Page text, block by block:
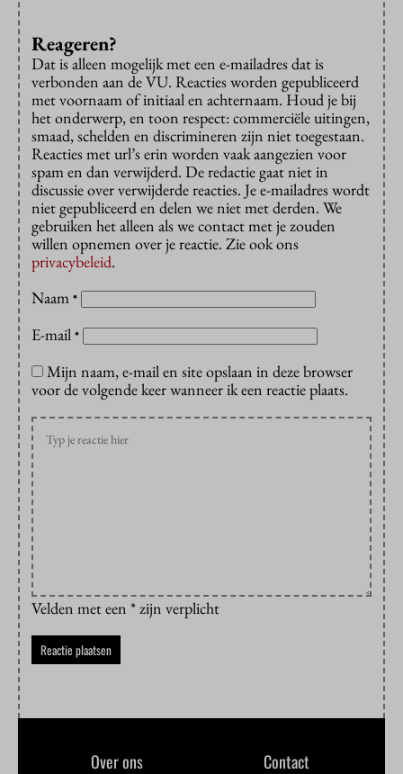
Reageren?
Dat is alleen mogelijk met een e-mailadres dat is
verbonden aan de VU. Reacties worden gepubliceerd
met voornaam of initiaal en achternaam. Houd je bij
het onderwerp, en toon respect: commerciële uitingen,
smaad, schelden en discrimineren zijn niet toegestaan.
Reacties met url’s erin worden vaak aangezien voor
spam en dan verwijderd. De redactie gaat niet in
discussie over verwijderde reacties. Je e-mailadres wordt
niet gepubliceerd en delen we niet met derden. We
gebruiken het alleen als we contact met je zouden
willen opnemen over je reactie. Zie ook ons
privacybeleid.
Naam *
E-mail *
Mijn naam, e-mail en site opslaan in deze browser
voor de volgende keer wanneer ik een reactie plaats.
Velden met een * zijn verplicht
Over ons Contact